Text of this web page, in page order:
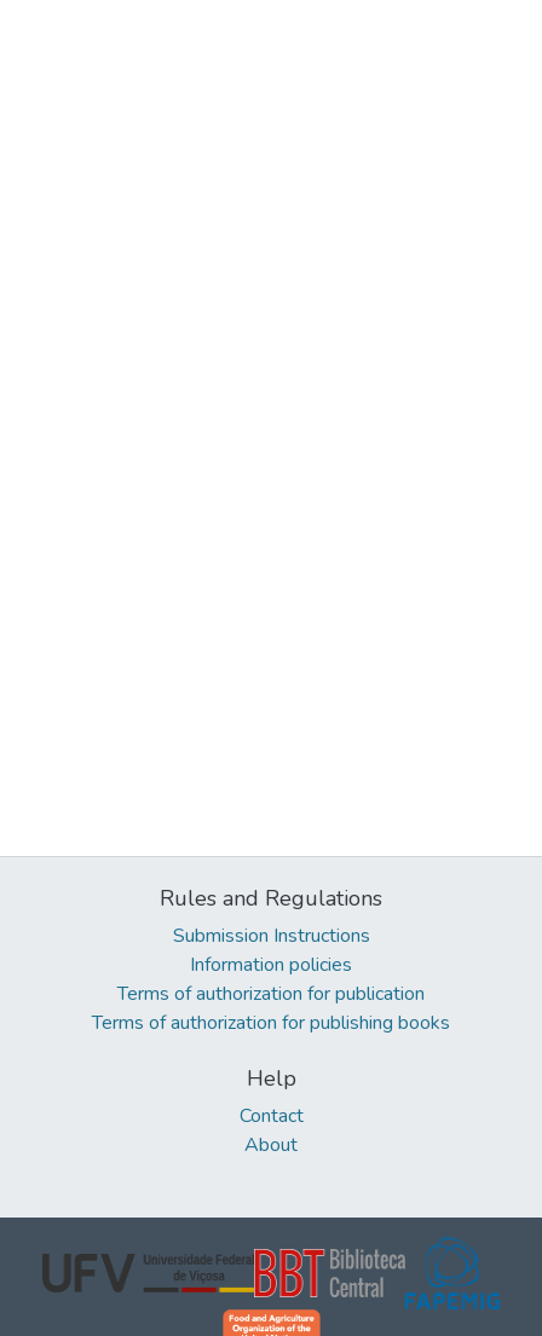
Rules and Regulations
Submission Instructions
Information policies
Terms of authorization for publication
Terms of authorization for publishing books
Help
Contact
About